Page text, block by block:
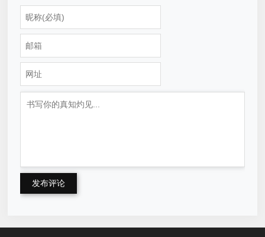
发布评论